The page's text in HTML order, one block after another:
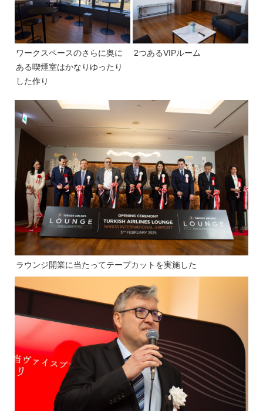
ワークスペースのさらに奥に
ある喫煙室はかなりゆったり
した作り
2つあるVIPルーム
ラウンジ開業に当たってテープカットを実施した